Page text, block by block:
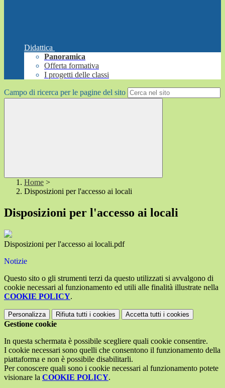
Didattica
Panoramica
Offerta formativa
I progetti delle classi
Campo di ricerca per le pagine del sito
Home >
Disposizioni per l'accesso ai locali
Disposizioni per l'accesso ai locali
Disposizioni per l'accesso ai locali.pdf
Notizie
Questo sito o gli strumenti terzi da questo utilizzati si avvalgono di
cookie necessari al funzionamento ed utili alle finalità illustrate nella
COOKIE POLICY.
Personalizza Rifiuta tutti i cookies Accetta tutti i cookies
Gestione cookie
In questa schermata è possibile scegliere quali cookie consentire.
I cookie necessari sono quelli che consentono il funzionamento della
piattaforma e non è possibile disabilitarli.
Per conoscere quali sono i cookie necessari al funzionamento potete
visionare la COOKIE POLICY.